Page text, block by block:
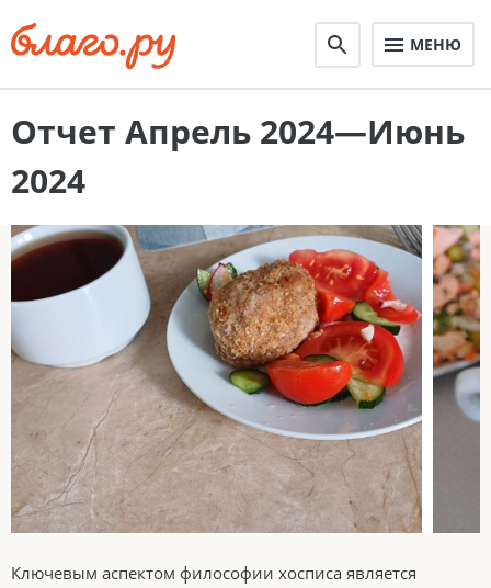
МЕНЮ
Отчет Апрель 2024—Июнь
2024
Ключевым аспектом философии хосписа является